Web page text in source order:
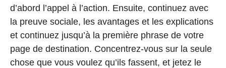
d’abord l’appel à l’action. Ensuite, continuez avec
la preuve sociale, les avantages et les explications
et continuez jusqu’à la première phrase de votre
page de destination. Concentrez-vous sur la seule
chose que vous voulez qu’ils fassent, et jetez le